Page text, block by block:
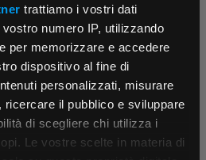
trattiamo i vostri dati
numero IP, utilizzando
per memorizzare e accedere
dispositivo al fine di
personalizzati, misurare
ricercare il pubblico e sviluppare
di scegliere chi utilizza i
Le vostre scelte in materia di
×
Fissa una consulenza
Ti affiancheremo passo dopo passo